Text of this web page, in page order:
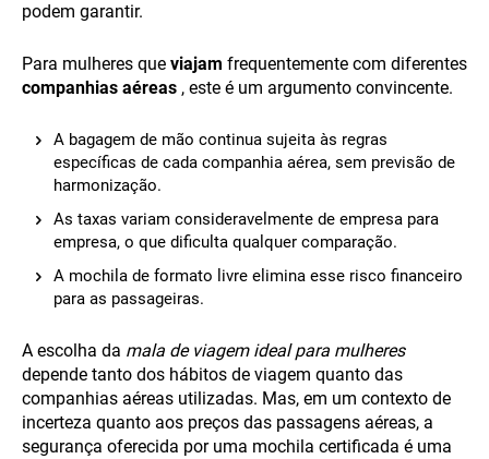
podem garantir.
Para mulheres que viajam frequentemente com diferentes
companhias aéreas , este é um argumento convincente.
A bagagem de mão continua sujeita às regras
específicas de cada companhia aérea, sem previsão de
harmonização.
As taxas variam consideravelmente de empresa para
empresa, o que dificulta qualquer comparação.
A mochila de formato livre elimina esse risco financeiro
para as passageiras.
A escolha da mala de viagem ideal para mulheres
depende tanto dos hábitos de viagem quanto das
companhias aéreas utilizadas. Mas, em um contexto de
incerteza quanto aos preços das passagens aéreas, a
segurança oferecida por uma mochila certificada é uma